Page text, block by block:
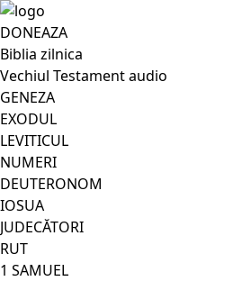
DONEAZA
Biblia zilnica
Vechiul Testament audio
GENEZA
EXODUL
LEVITICUL
NUMERI
DEUTERONOM
IOSUA
JUDECĂTORI
RUT
1 SAMUEL